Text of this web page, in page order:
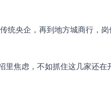
统央企，再到地方城商行，岗
里焦虑，不如抓住这几家还在